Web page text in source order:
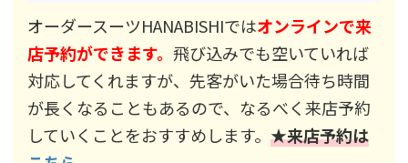
オーダースーツHANABISHIではオンラインで来
店予約ができます。 飛び込みでも空いていれば
対応してくれますが、先客がいた場合待ち時間
が長くなることもあるので、なるべく来店予約
していくことをおすすめします。 ★来店予約は